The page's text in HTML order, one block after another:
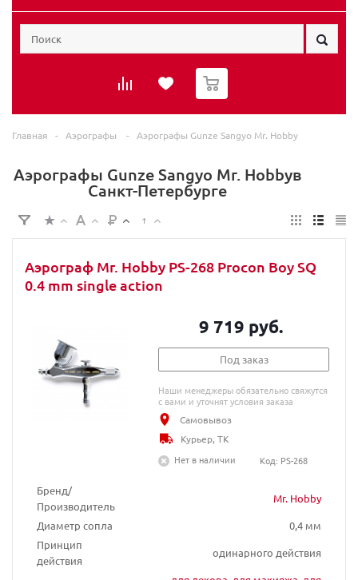
0
Главная - Аэрографы - Аэрографы Gunze Sangyo Mr. Hobby
Аэрографы Gunze Sangyo Mr. Hobbyв
Санкт-Петербурге
Аэрограф Mr. Hobby PS-268 Procon Boy SQ
0.4 mm single action
Бренд/
Производитель
Mr. Hobby
Диаметр сопла
0,4 мм
Принцип
действия
одинарного действия
9 719 руб.
Под заказ
Наши менеджеры обязательно свяжутся
с вами и уточнят условия заказа
Самовывоз
Курьер, ТК
Нет в наличии
Код: PS-268